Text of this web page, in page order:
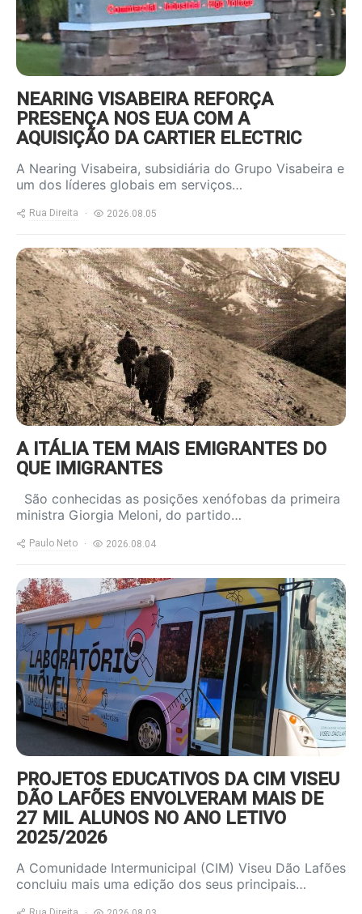
NEARING VISABEIRA REFORÇA
PRESENÇA NOS EUA COM A
AQUISIÇÃO DA CARTIER ELECTRIC
A Nearing Visabeira, subsidiária do Grupo Visabeira e
um dos líderes globais em serviços…
Rua Direita 2026.08.05
https://www.ruadireita.pt/wp-
content/uploads/2024/05/emigrantes-
a-salto-800x600.jpg
A ITÁLIA TEM MAIS EMIGRANTES DO
QUE IMIGRANTES
São conhecidas as posições xenófobas da primeira
ministra Giorgia Meloni, do partido…
Paulo Neto 2026.08.04
https://www.ruadireita.pt/wp-
content/uploads/2026/08/autocarro-
800x600.jpg
PROJETOS EDUCATIVOS DA CIM VISEU
DÃO LAFÕES ENVOLVERAM MAIS DE
27 MIL ALUNOS NO ANO LETIVO
2025/2026
A Comunidade Intermunicipal (CIM) Viseu Dão Lafões
concluiu mais uma edição dos seus principais…